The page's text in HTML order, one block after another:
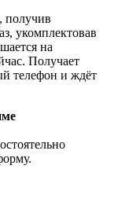
получив
укомплектовав
на
Получает
телефон и ждёт